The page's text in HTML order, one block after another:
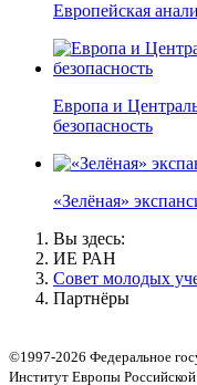
Европейская
Европа и
безопасность
«Зелёная»
Вы здесь:
ИЕ РАН
Совет молодых
Партнёры
©1997-2026 Федеральное
Институт Европы